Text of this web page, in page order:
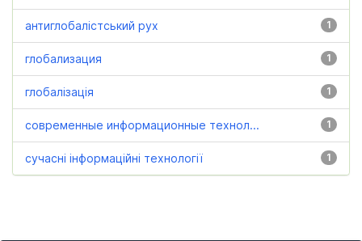
1
антиглобалістський рух
1
глобализация
1
глобалізація
1
современные информационные технол...
1
сучасні інформаційні технології